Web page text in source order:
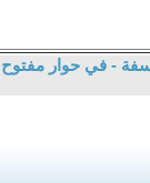
- في حوار